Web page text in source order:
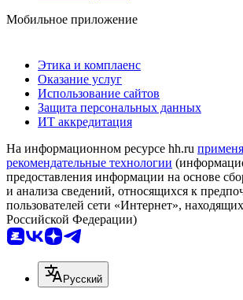
Мобильное приложение
Этика и комплаенс
Оказание услуг
Использование сайтов
Защита персональных данных
ИТ аккредитация
На информационном ресурсе hh.ru
рекомендательные технологии
предоставления информации на основе
и анализа сведений, относящихся к
пользователей сети «Интернет»,
Российской Федерации)
Русский